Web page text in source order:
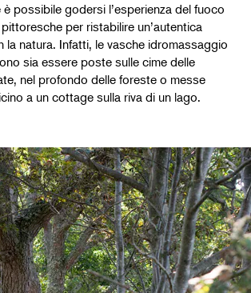
possibile godersi l’esperienza del fuoco
per ristabilire un’autentica
la natura. Infatti, le vasche idromassaggio
sia essere poste sulle cime delle
nel profondo delle foreste o messe
a un cottage sulla riva di un lago.